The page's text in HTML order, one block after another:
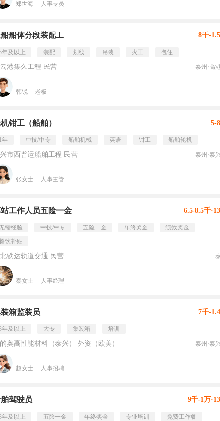
郑世海 人事专员
船体分段装配工 8千-
年及以上 装配 划线 吊装 火工 包住
港集久工程 民营 泰州·高
韩锐 老板
钳工（船舶） 5-
年 中技/中专 船舶机械 英语 钳工 船舶轮机
市西普运船舶工程 民营 泰州·泰
张女士 人事主管
工作人员五险一金 6.5-8.5千
需经验 中技/中专 五险一金 年终奖金
绩效奖金
饮补贴
铁达轨道交通 民营
秦女士 人事经理
箱监装员 7千-
年及以上 大专 集装箱 培训
奥高性能材料（泰兴） 外资（欧美） 泰州·泰
赵女士 人事招聘
驾驶员 9千-1万
年及以上 五险一金 年终奖金 专业培训
免费工作餐